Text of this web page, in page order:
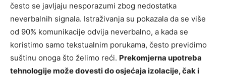
često se javljaju nesporazumi zbog nedostatka
neverbalnih signala. Istraživanja su pokazala da se više
od 90% komunikacije odvija neverbalno, a kada se
koristimo samo tekstualnim porukama, često previdimo
suštinu onoga što želimo reći. Prekomjerna upotreba
tehnologije može dovesti do osjećaja izolacije, čak i